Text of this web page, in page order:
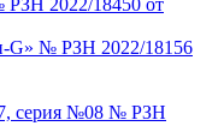
G» № РЗН 2022/18156
серия №08 № РЗН